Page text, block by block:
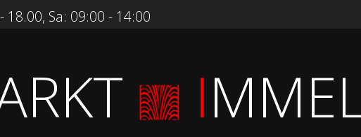
Sa: 09:00 - 14:00
I